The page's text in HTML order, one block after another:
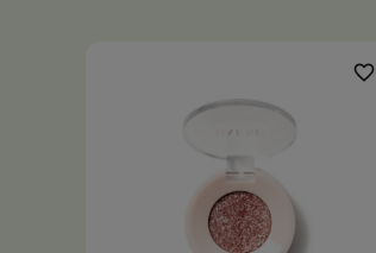
konsystencja umożliwia szybką
aplikację i długotrwały efekt
podkreślonego spojrzenia
favorite_border